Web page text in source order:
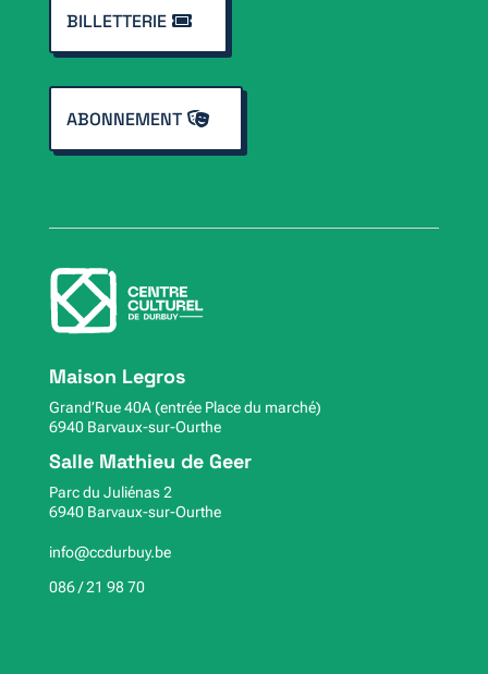
BILLETTERIE
ABONNEMENT
Maison Legros
Grand’Rue 40A (entrée Place du marché)
6940 Barvaux-sur-Ourthe
Salle Mathieu de Geer
Parc du Juliénas 2
6940 Barvaux-sur-Ourthe
info@ccdurbuy.be
086 / 21 98 70